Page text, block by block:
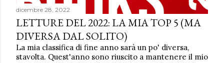
dicembre 28, 2022
LETTURE DEL 2022: LA MIA TOP 5 (MA
DIVERSA DAL SOLITO)
La mia classifica di fine anno sarà un po' diversa,
stavolta. Quest'anno sono riuscito a mantenere il mio